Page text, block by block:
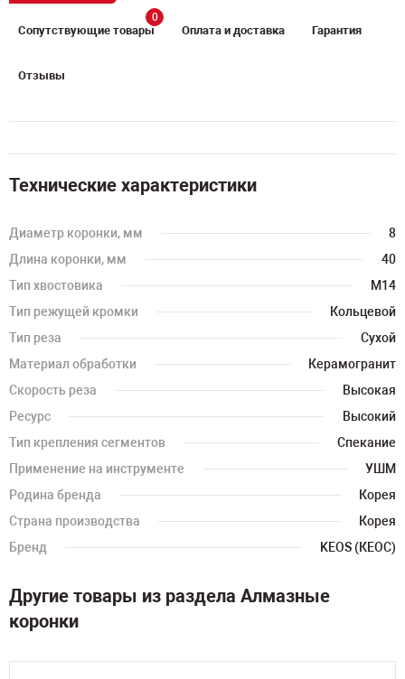
Сопутствующие товары
0
Оплата и доставка Гарантия
Отзывы
Технические характеристики
Диаметр коронки, мм
8
Длина коронки, мм
40
Тип хвостовика
M14
Тип режущей кромки
Кольцевой
Тип реза
Сухой
Материал обработки
Керамогранит
Скорость реза
Высокая
Ресурс
Высокий
Тип крепления сегментов
Спекание
Применение на инструменте
УШМ
Родина бренда
Корея
Страна производства
Корея
Бренд
KEOS (КЕОС)
Другие товары из раздела Алмазные
коронки